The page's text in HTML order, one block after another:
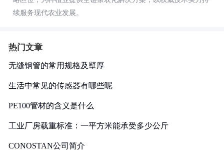
续服务现代农业发展。
热门文章
无缝钢管的常用规格及壁厚
生活中常见的传感器有哪些呢
PE100管材的含义是什么
工业厂房载重标准：一平方米能承受多少公斤
CONOSTAN公司简介